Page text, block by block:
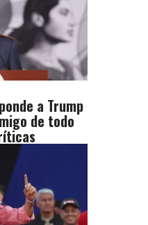
a Trump
de todo